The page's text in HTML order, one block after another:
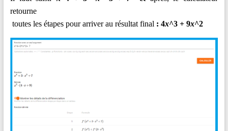
retourne
toutes les étapes pour arriver au résultat final : 4x^3 + 9x^2